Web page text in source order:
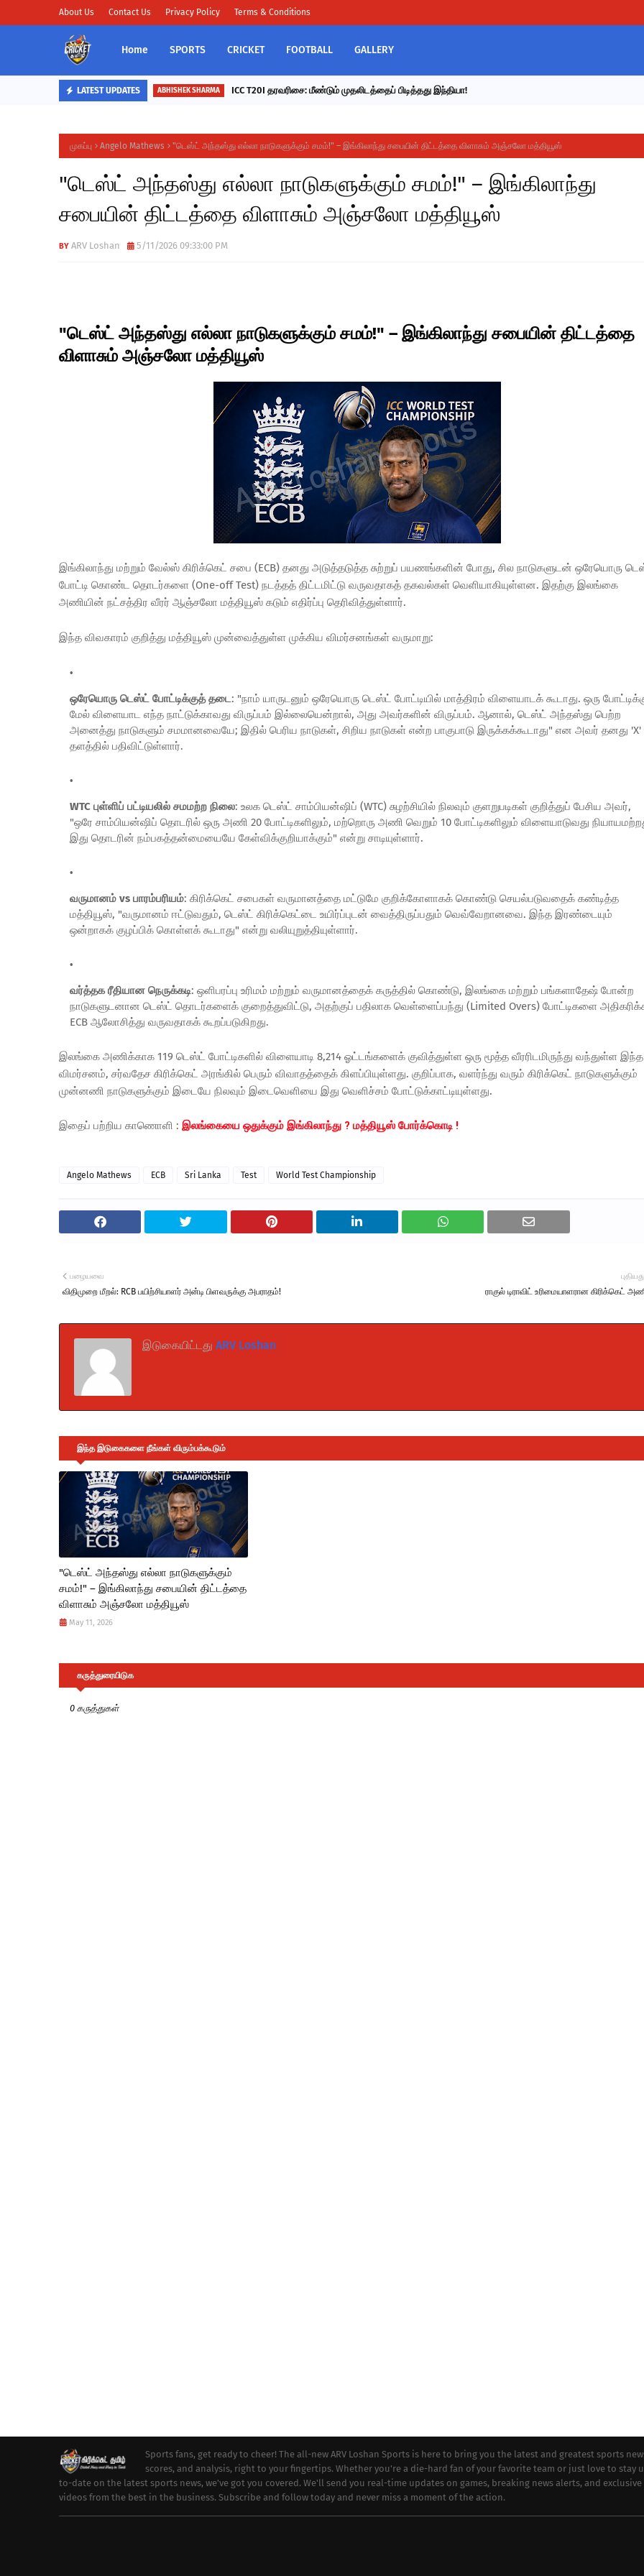
About Us Contact Us Privacy Policy Terms & Conditions
Home SPORTS CRICKET FOOTBALL GALLERY
LATEST UPDATES ABHISHEK SHARMA ICC T20I தரவரிசை: மீண்டும் முதலிடத்தைப் பிடித்தது இந்தியா!
முகப்பு Angelo Mathews "டெஸ்ட் அந்தஸ்து எல்லா நாடுகளுக்கும் சமம்!" – இங்கிலாந்து சபையின் திட்டத்தை விளாசும் அஞ்சலோ மத்தியூஸ்
"டெஸ்ட் அந்தஸ்து எல்லா நாடுகளுக்கும் சமம்!" – இங்கிலாந்து
சபையின் திட்டத்தை விளாசும் அஞ்சலோ மத்தியூஸ்
ARV Loshan 5/11/2026 09:33:00 PM
"டெஸ்ட் அந்தஸ்து எல்லா நாடுகளுக்கும் சமம்!" – இங்கிலாந்து சபையின் திட்டத்தை
விளாசும் அஞ்சலோ மத்தியூஸ்
இங்கிலாந்து மற்றும் வேல்ஸ் கிரிக்கெட் சபை (ECB) தனது அடுத்தடுத்த சுற்றுப் பயணங்களின் போது, சில நாடுகளுடன் ஒரேயொரு
போட்டி கொண்ட தொடர்களை (One-off Test) நடத்தத் திட்டமிட்டு வருவதாகத் தகவல்கள் வெளியாகியுள்ளன. இதற்கு இலங்கை
அணியின் நட்சத்திர வீரர் ஆஞ்சலோ மத்தியூஸ் கடும் எதிர்ப்பு தெரிவித்துள்ளார்.
இந்த விவகாரம் குறித்து மத்தியூஸ் முன்வைத்துள்ள முக்கிய விமர்சனங்கள் வருமாறு:
ஒரேயொரு டெஸ்ட் போட்டிக்குத் தடை: "நாம் யாருடனும் ஒரேயொரு டெஸ்ட் போட்டியில் மாத்திரம் விளையாடக் கூடாது. ஒரு
மேல் விளையாட எந்த நாட்டுக்காவது விருப்பம் இல்லையென்றால், அது அவர்களின் விருப்பம். ஆனால், டெஸ்ட் அந்தஸ்து பெற்ற
அனைத்து நாடுகளும் சமமானவையே; இதில் பெரிய நாடுகள், சிறிய நாடுகள் என்ற பாகுபாடு இருக்கக்கூடாது" என அவர் தனது 'X'
தளத்தில் பதிவிட்டுள்ளார்.
WTC புள்ளிப் பட்டியலில் சமமற்ற நிலை: உலக டெஸ்ட் சாம்பியன்ஷிப் (WTC) சுழற்சியில் நிலவும் குளறுபடிகள் குறித்துப் பேசிய அவர்,
"ஒரே சாம்பியன்ஷிப் தொடரில் ஒரு அணி 20 போட்டிகளிலும், மற்றொரு அணி வெறும் 10 போட்டிகளிலும் விளையாடுவது
இது தொடரின் நம்பகத்தன்மையையே கேள்விக்குறியாக்கும்" என்று சாடியுள்ளார்.
வருமானம் vs பாரம்பரியம்: கிரிக்கெட் சபைகள் வருமானத்தை மட்டுமே குறிக்கோளாகக் கொண்டு செயல்படுவதைக் கண்டித்த
மத்தியூஸ், "வருமானம் ஈட்டுவதும், டெஸ்ட் கிரிக்கெட்டை உயிர்ப்புடன் வைத்திருப்பதும் வெவ்வேறானவை. இந்த இரண்டையும்
ஒன்றாகக் குழப்பிக் கொள்ளக் கூடாது" என்று வலியுறுத்தியுள்ளார்.
வர்த்தக ரீதியான நெருக்கடி: ஒளிபரப்பு உரிமம் மற்றும் வருமானத்தைக் கருத்தில் கொண்டு, இலங்கை மற்றும் பங்களாதேஷ் போன்ற
நாடுகளுடனான டெஸ்ட் தொடர்களைக் குறைத்துவிட்டு, அதற்குப் பதிலாக வெள்ளைப்பந்து (Limited Overs) போட்டிகளை
ECB ஆலோசித்து வருவதாகக் கூறப்படுகிறது.
இலங்கை அணிக்காக 119 டெஸ்ட் போட்டிகளில் விளையாடி 8,214 ஓட்டங்களைக் குவித்துள்ள ஒரு மூத்த வீரரிடமிருந்து வந்துள்ள இந்த
விமர்சனம், சர்வதேச கிரிக்கெட் அரங்கில் பெரும் விவாதத்தைக் கிளப்பியுள்ளது. குறிப்பாக, வளர்ந்து வரும் கிரிக்கெட் நாடுகளுக்கும்
முன்னணி நாடுகளுக்கும் இடையே நிலவும் இடைவெளியை இது வெளிச்சம் போட்டுக்காட்டியுள்ளது.
இதைப் பற்றிய காணொளி : இலங்கையை ஒதுக்கும் இங்கிலாந்து ? மத்தியூஸ் போர்க்கொடி !
Angelo Mathews ECB Sri Lanka Test World Test Championship
புதியது
ராகுல் டிராவிட் உரிமையாளரான கிரிக்கெட்
பழையவை
விதிமுறை மீறல்: RCB பயிற்சியாளர் அன்டி பிளவருக்கு அபராதம்!
இடுகையிட்டது ARV Loshan
இந்த இடுகைகளை நீங்கள் விரும்பக்கூடும்
"டெஸ்ட் அந்தஸ்து எல்லா நாடுகளுக்கும்
சமம்!" – இங்கிலாந்து சபையின் திட்டத்தை
விளாசும் அஞ்சலோ மத்தியூஸ்
May 11, 2026
கருத்துரையிடுக
0 கருத்துகள்
Sports fans, get ready to cheer! The all-new ARV Loshan Sports is here to bring you the latest and greatest sports
scores, and analysis, right to your fingertips. Whether you're a die-hard fan of your favorite team or just love to stay
to-date on the latest sports news, we've got you covered. We'll send you real-time updates on games, breaking news alerts, and exclusive
videos from the best in the business. Subscribe and follow today and never miss a moment of the action.